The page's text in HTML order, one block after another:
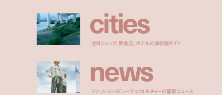
cities
注目ショップ、飲食店、ホテルの保存版ガイド
news
ファッション/ビューティ/カルチャーの最新ニュース